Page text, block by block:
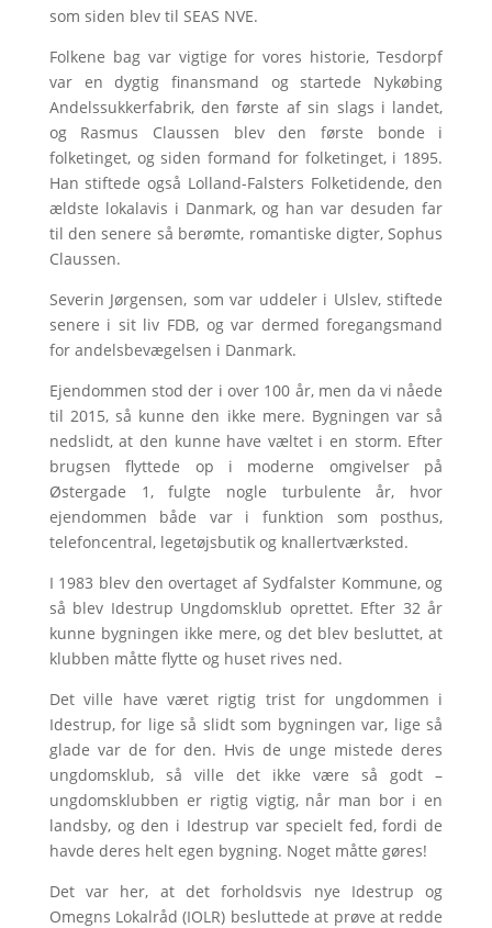
som siden blev til SEAS NVE.
Folkene bag var vigtige for vores historie, Tesdorpf
var en dygtig finansmand og startede Nykøbing
Andelssukkerfabrik, den første af sin slags i landet,
og Rasmus Claussen blev den første bonde i
folketinget, og siden formand for folketinget, i 1895.
Han stiftede også Lolland-Falsters Folketidende, den
ældste lokalavis i Danmark, og han var desuden far
til den senere så berømte, romantiske digter, Sophus
Claussen.
Severin Jørgensen, som var uddeler i Ulslev, stiftede
senere i sit liv FDB, og var dermed foregangsmand
for andelsbevægelsen i Danmark.
Ejendommen stod der i over 100 år, men da vi nåede
til 2015, så kunne den ikke mere. Bygningen var så
nedslidt, at den kunne have væltet i en storm. Efter
brugsen flyttede op i moderne omgivelser på
Østergade 1, fulgte nogle turbulente år, hvor
ejendommen både var i funktion som posthus,
telefoncentral, legetøjsbutik og knallertværksted.
I 1983 blev den overtaget af Sydfalster Kommune, og
så blev Idestrup Ungdomsklub oprettet. Efter 32 år
kunne bygningen ikke mere, og det blev besluttet, at
klubben måtte flytte og huset rives ned.
Det ville have været rigtig trist for ungdommen i
Idestrup, for lige så slidt som bygningen var, lige så
glade var de for den. Hvis de unge mistede deres
ungdomsklub, så ville det ikke være så godt –
ungdomsklubben er rigtig vigtig, når man bor i en
landsby, og den i Idestrup var specielt fed, fordi de
havde deres helt egen bygning. Noget måtte gøres!
Det var her, at det forholdsvis nye Idestrup og
Omegns Lokalråd (IOLR) besluttede at prøve at redde